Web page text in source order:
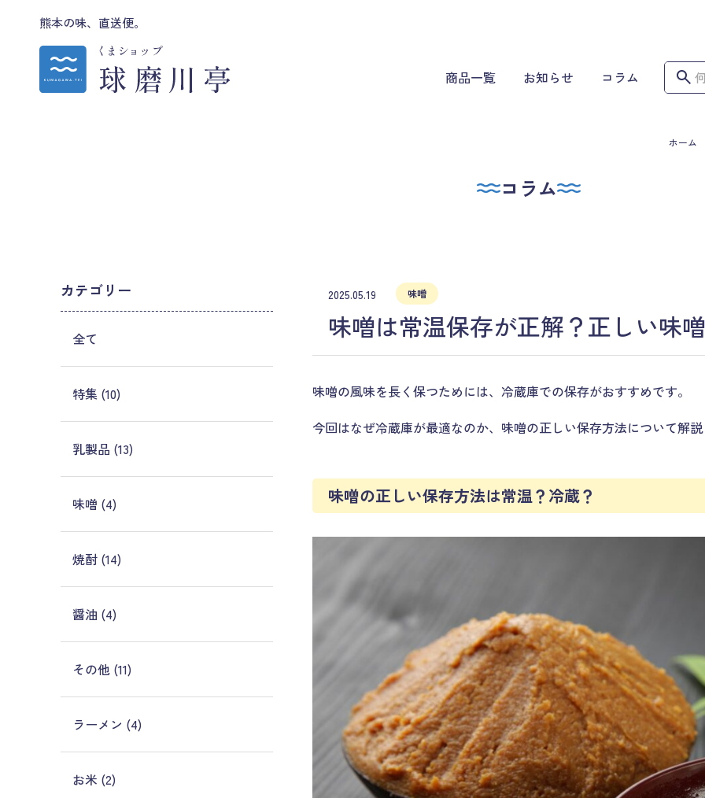
熊本の味、直送便。
商品一覧 お知らせ コラム
ホーム
コラム
2025.05.19 味噌
味噌は常温保存が正解？正しい味
味噌の風味を長く保つためには、冷蔵庫での保存がおすすめです。
今回はなぜ冷蔵庫が最適なのか、味噌の正しい保存方法について解
味噌の正しい保存方法は常温？冷蔵？
カテゴリー
全て
特集 (10)
乳製品 (13)
味噌 (4)
焼酎 (14)
醤油 (4)
その他 (11)
ラーメン (4)
お米 (2)